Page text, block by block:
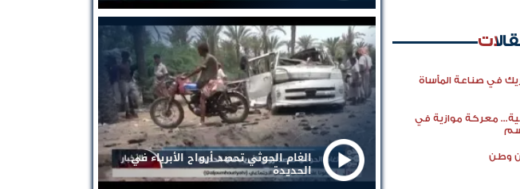
في صناعة المأساة
معركة موازية في
وطن الغام الحوثي تحصد أرواح الأبرياء في
الحديدة